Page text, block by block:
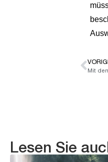
Mit
Lesen Sie